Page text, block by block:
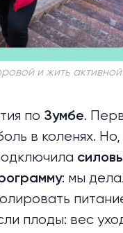
и жить
по Зумбе.
в коленях.
: мы
плоды: вес